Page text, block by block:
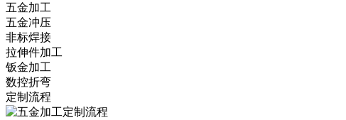
五金加工
五金冲压
非标焊接
拉伸件加工
钣金加工
数控折弯
定制流程